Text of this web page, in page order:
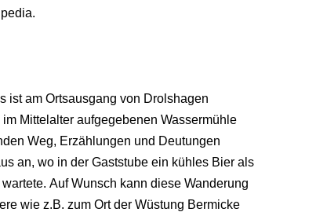
ist am Ortsausgang von Drolshagen
Mittelalter aufgegebenen Wassermühle
Weg, Erzählungen und Deutungen
an, wo in der Gaststube ein kühles Bier als
Auf Wunsch kann diese Wanderung
wie z.B. zum Ort der Wüstung Bermicke